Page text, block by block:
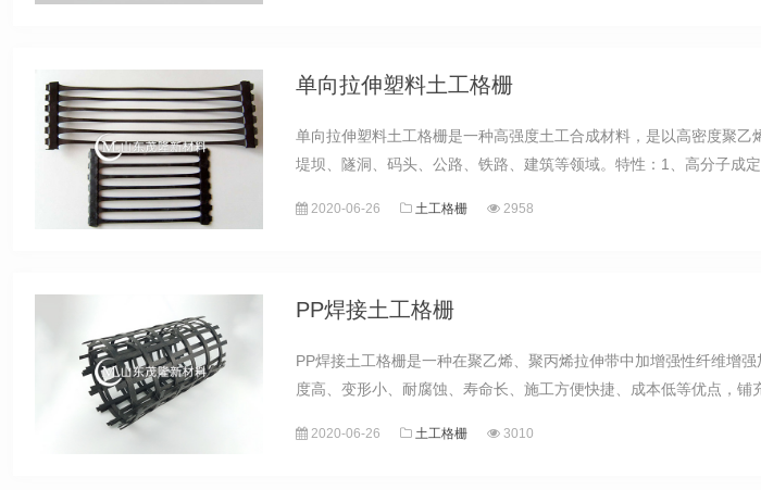
单向拉伸塑料土工格栅
单向拉伸塑料土工格栅是一种高强度土工合成材料，是以高密度聚
堤坝、隧洞、码头、公路、铁路、建筑等领域。特性：1、高分子成
2020-06-26 土工格栅 2958
PP焊接土工格栅
PP焊接土工格栅是一种在聚乙烯、聚丙烯拉伸带中加增强性纤维增
度高、变形小、耐腐蚀、寿命长、施工方便快捷、成本低等优点，
2020-06-26 土工格栅 3010